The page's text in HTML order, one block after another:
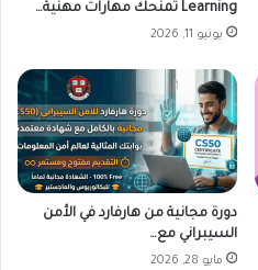
Learning تمنحك مهارات مهنية…
يونيو 11, 2026
دورة مجانية من هارفارد في الأمن
السيبراني مع…
مايو 28, 2026